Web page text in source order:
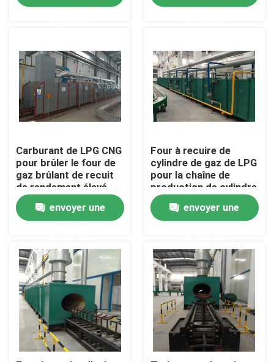
Aperçu
Vidéos
A propos de nous
Visite d'usine
Contrôle de la qualité
Tous les cas
Demande de soumission
Chaîne de production de cylindre de LPG
Carburant de LPG CNG
pour brûler le four de
gaz brûlant de recuit
de rendement élevé
envoyer une
Four à recuire de
cylindre de gaz de LPG
pour la chaîne de
production de cylindre
de LPG
envoyer une